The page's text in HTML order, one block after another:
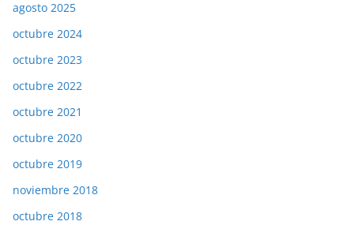
agosto 2025
octubre 2024
octubre 2023
octubre 2022
octubre 2021
octubre 2020
octubre 2019
noviembre 2018
octubre 2018